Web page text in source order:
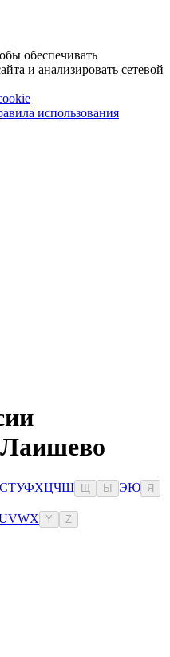
обеспечивать
и анализировать сетевой
использования
СТУФХЦЧШ Ы ЭЮ Я
VWX Y Z